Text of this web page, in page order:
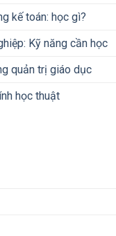
kế toán: học gì?
Kỹ năng cần học
quản trị giáo dục
học thuật